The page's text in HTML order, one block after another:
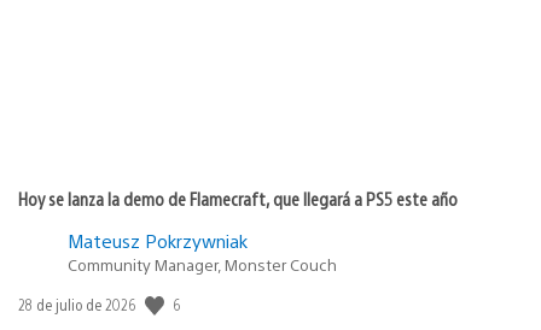
Hoy se lanza la demo de Flamecraft, que llegará a PS5 este año
Mateusz Pokrzywniak
Community Manager, Monster Couch
Fecha
28 de julio de 2026 6